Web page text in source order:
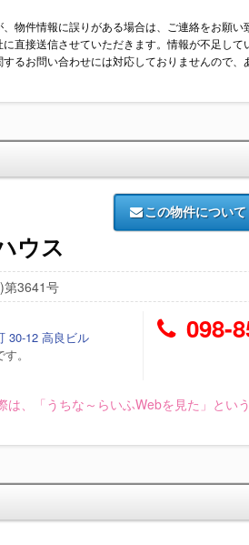
物件情報に誤りがある場合は、ご連絡をお願い
直接送信させていただきます。情報が不足し
るお問い合わせには対応しておりませんので、
この物件について
ウス
第3641号
30-12 高良ビル
。
098-
は、「うちな～らいふWebを見た」とい